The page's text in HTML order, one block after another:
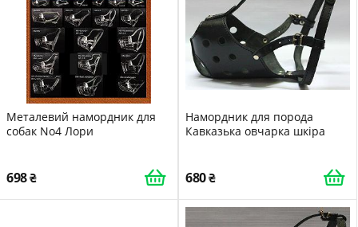
Металевий намордник для
собак No4 Лори
698
Намордник для порода
Кавказька овчарка шкіра
680